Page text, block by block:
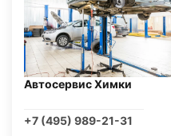
Автосервис Химки
+7 (495) 989-21-31